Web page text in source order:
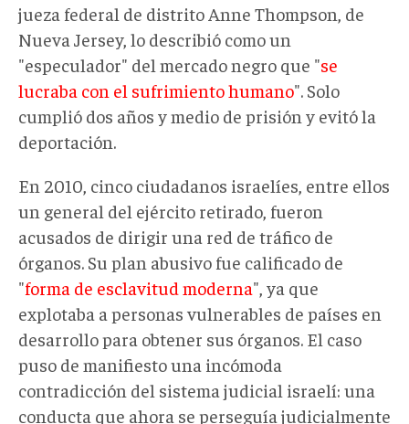
jueza federal de distrito Anne Thompson, de
Nueva Jersey, lo describió como un
"especulador" del mercado negro que "se
lucraba con el sufrimiento humano". Solo
cumplió dos años y medio de prisión y evitó la
deportación.
En 2010, cinco ciudadanos israelíes, entre ellos
un general del ejército retirado, fueron
acusados de dirigir una red de tráfico de
órganos. Su plan abusivo fue calificado de
"forma de esclavitud moderna", ya que
explotaba a personas vulnerables de países en
desarrollo para obtener sus órganos. El caso
puso de manifiesto una incómoda
contradicción del sistema judicial israelí: una
conducta que ahora se perseguía judicialmente